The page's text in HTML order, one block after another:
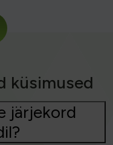
küsimused
järjekord